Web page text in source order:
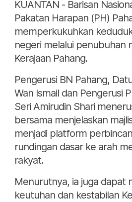
KUANTAN - Barisan
Pakatan Harapan (PH)
memperkukuhkan
negeri melalui penubuhan
Kerajaan Pahang.
Pengerusi BN Pahang,
Wan Ismail dan Pengerusi
Seri Amirudin Shari
bersama menjelaskan
menjadi platform
rundingan dasar ke arah
rakyat.
Menurutnya, ia juga dapat
keutuhan dan kestabilan